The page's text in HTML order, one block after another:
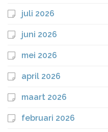
juli 2026
juni 2026
mei 2026
april 2026
maart 2026
februari 2026